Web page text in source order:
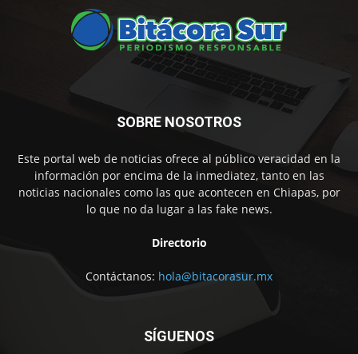
SOBRE NOSOTROS
Este portal web de noticias ofrece al público veracidad en la
información por encima de la inmediatez, tanto en las
noticias nacionales como las que acontecen en Chiapas, por
lo que no da lugar a las fake news.
Directorio
Contáctanos: hola@bitacorasur.mx
SÍGUENOS